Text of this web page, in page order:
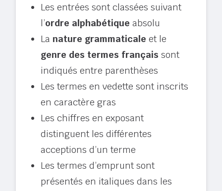
Les entrées sont classées suivant
l’ordre alphabétique absolu
La nature grammaticale et le
genre des termes français sont
indiqués entre parenthèses
Les termes en vedette sont inscrits
en caractère gras
Les chiffres en exposant
distinguent les différentes
acceptions d’un terme
Les termes d’emprunt sont
présentés en italiques dans les